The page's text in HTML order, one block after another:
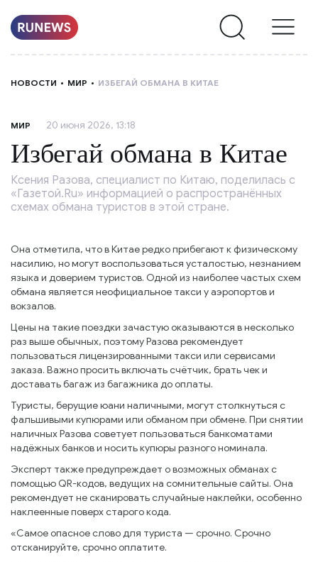
О
НОВОСТИ МИР ИЗБЕГАЙ ОБМАНА В КИТАЕ
МИР 20 июня 2026, 13:18
Избегай обмана в Китае
Ксения Разова, специалист по Китаю, поделилась с
«Газетой.Ru» информацией о распространённых
схемах обмана туристов в этой стране.
Она отметила, что в Китае редко прибегают к физическому
насилию, но могут воспользоваться усталостью, незнанием
языка и доверием туристов. Одной из наиболее частых схем
обмана является неофициальное такси у аэропортов и
вокзалов.
Цены на такие поездки зачастую оказываются в несколько
раз выше обычных, поэтому Разова рекомендует
пользоваться лицензированными такси или сервисами
заказа. Важно просить включать счётчик, брать чек и
доставать багаж из багажника до оплаты.
Туристы, берущие юани наличными, могут столкнуться с
фальшивыми купюрами или обманом при обмене. При снятии
наличных Разова советует пользоваться банкоматами
надёжных банков и носить купюры разного номинала.
Эксперт также предупреждает о возможных обманах с
помощью QR-кодов, ведущих на сомнительные сайты. Она
рекомендует не сканировать случайные наклейки, особенно
наклеенные поверх старого кода.
«Самое опасное слово для туриста — срочно. Срочно
отсканируйте, срочно оплатите.